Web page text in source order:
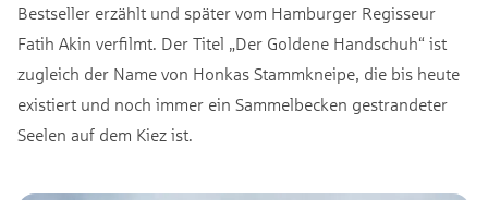
Bestseller erzählt und später vom Hamburger Regisseur
Fatih Akin verfilmt. Der Titel „Der Goldene Handschuh“ ist
zugleich der Name von Honkas Stammkneipe, die bis heute
existiert und noch immer ein Sammelbecken gestrandeter
Seelen auf dem Kiez ist.